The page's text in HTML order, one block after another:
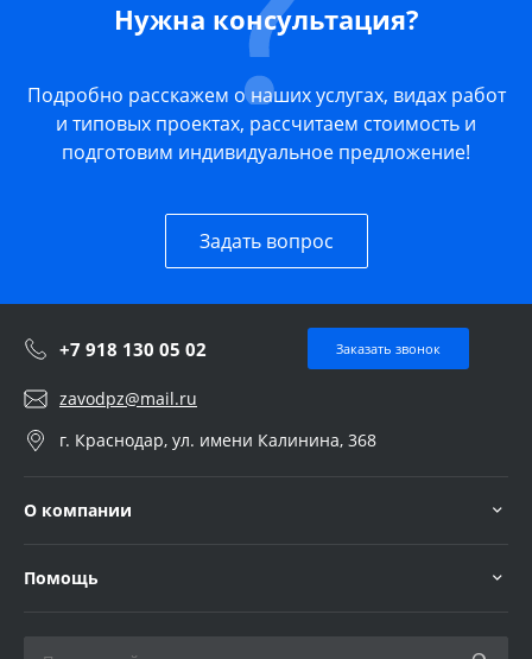
Нужна консультация?
Подробно расскажем о наших услугах, видах работ
и типовых проектах, рассчитаем стоимость и
подготовим индивидуальное предложение!
Задать вопрос
+7 918 130 05 02 Заказать звонок
zavodpz@mail.ru
г. Краснодар, ул. имени Калинина, 368
О компании
Помощь